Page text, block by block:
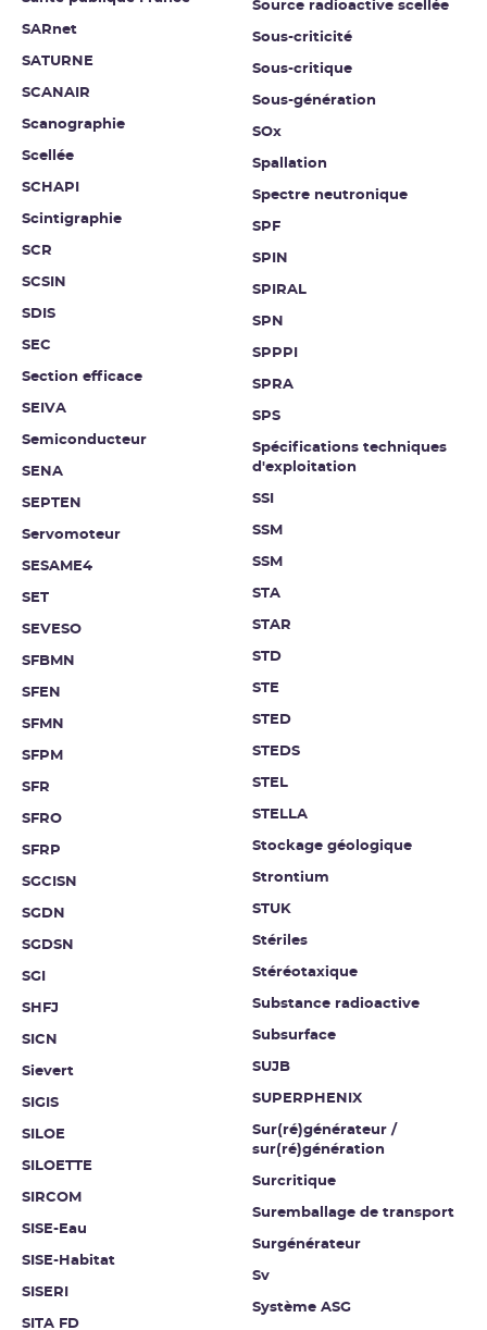
SARnet
SATURNE
SCANAIR
Scanographie
Scellée
SCHAPI
Scintigraphie
SCR
SCSIN
SDIS
SEC
Section efficace
SEIVA
Semiconducteur
SENA
SEPTEN
Servomoteur
SESAME4
SET
SEVESO
SFBMN
SFEN
SFMN
SFPM
SFR
SFRO
SFRP
SGCISN
SGDN
SGDSN
SGI
SHFJ
SICN
Sievert
SIGIS
SILOE
SILOETTE
SIRCOM
SISE-Eau
SISE-Habitat
SISERI
SITA FD
Source radioactive scellée
Sous-criticité
Sous-critique
Sous-génération
SOx
Spallation
Spectre neutronique
SPF
SPIN
SPIRAL
SPN
SPPPI
SPRA
SPS
Spécifications techniques
d'exploitation
SSI
SSM
SSM
STA
STAR
STD
STE
STED
STEDS
STEL
STELLA
Stockage géologique
Strontium
STUK
Stériles
Stéréotaxique
Substance radioactive
Subsurface
SUJB
SUPERPHENIX
Sur(ré)générateur /
sur(ré)génération
Surcritique
Suremballage de transport
Surgénérateur
Sv
Système ASG